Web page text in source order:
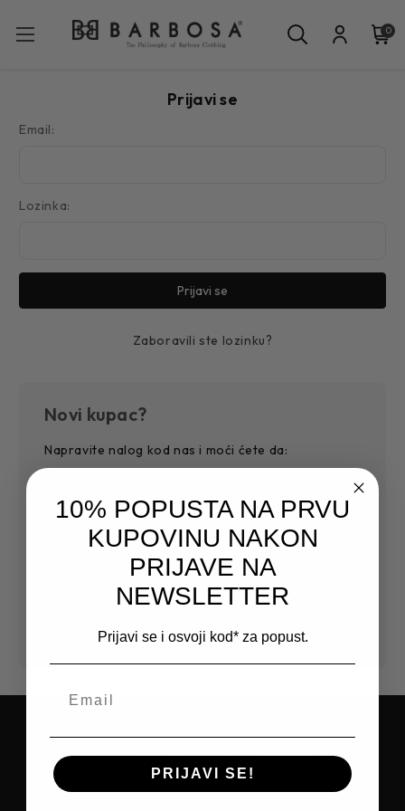
0
Prijavi se
Email:
Lozinka:
Zaboravili ste lozinku?
Novi kupac?
Napravite nalog kod nas i moći ćete da:
Sačuvajte više adresa za dostavu
Pristupite historiji narudžbi
Pratite nove narudžbe
Sačuvajte artikle na Vašoj listi želja
PRIJAVITE SE NA NEWSLETTER I
OSTVARITE
10% POPUSTA NA PRVU
KUPOVINU NAKON
PRIJAVE NA
NEWSLETTER
Prijavi se i osvoji kod* za popust.
PRIJAVI SE!